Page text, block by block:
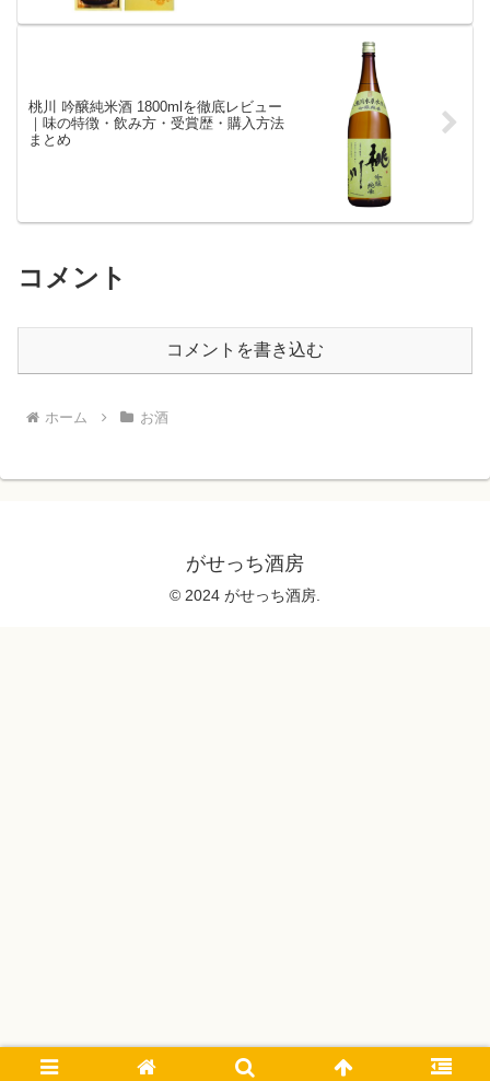
桃川 吟醸純米酒 1800mlを徹底レビュー
｜味の特徴・飲み方・受賞歴・購入方法
まとめ
コメント
コメントを書き込む
ホーム お酒
がせっち酒房
© 2024 がせっち酒房.